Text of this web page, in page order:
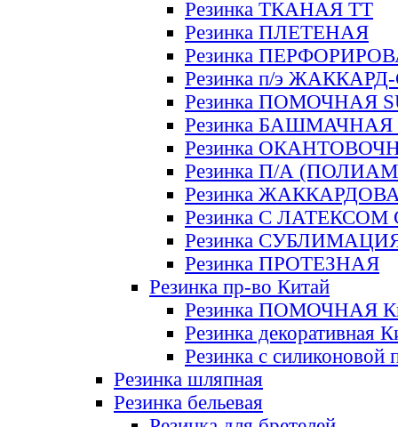
Резинка ТКАНАЯ ТТ
Резинка ПЛЕТЕНАЯ
Резинка
Резинка п/э
Резинка ПОМОЧНАЯ
Резинка БАШМАЧНАЯ
Резинка
Резинка П/А
Резинка
Резинка С ЛАТЕКСОМ
Резинка
Резинка ПРОТЕЗНАЯ
Резинка пр-во Китай
Резинка ПОМОЧНАЯ
Резинка декоративная
Резинка с силиконовой
Резинка шляпная
Резинка бельевая